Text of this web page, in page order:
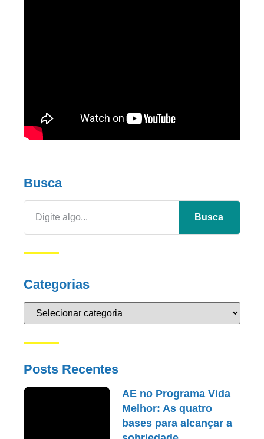
Busca
Busca
Categorias
Posts Recentes
AE no Programa Vida
Melhor: As quatro
bases para alcançar a